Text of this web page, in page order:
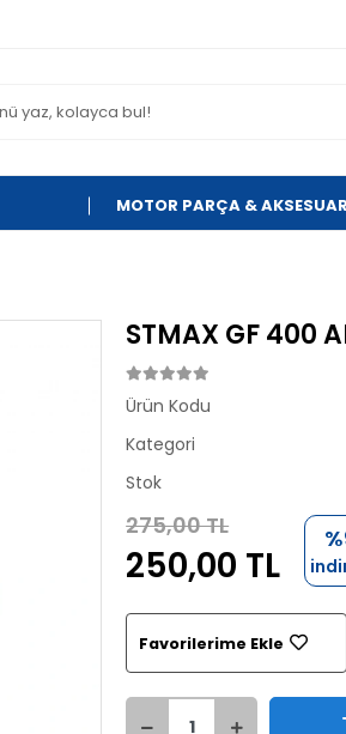
MOTOR PARÇA & AKSESUAR
STMAX GF 400
Ürün Kodu
Kategori
Stok
275,00 TL
250,00 TL
Favorilerime Ekle